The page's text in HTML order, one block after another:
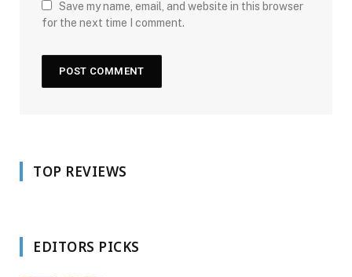
Save my name, email, and website in this browser
for the next time I comment.
TOP REVIEWS
EDITORS PICKS